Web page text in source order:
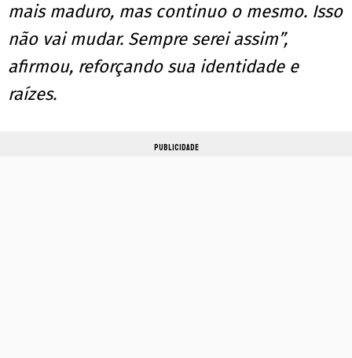
mais maduro, mas continuo o mesmo. Isso
não vai mudar. Sempre serei assim”,
afirmou, reforçando sua identidade e
raízes.
PUBLICIDADE